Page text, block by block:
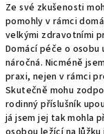
Ze své zkušenosti
pomohly v rámci
velkými zdravotními
Domácí péče o
náročná. Nicméně
praxi, nejen v rámci
Skutečně mohu
rodinný příslušník
já jsem jej tak mohla